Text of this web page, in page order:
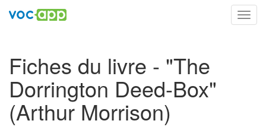
Fiches du livre - "The
Dorrington Deed-Box"
(Arthur Morrison)